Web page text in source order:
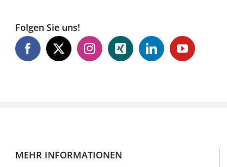
Folgen Sie uns!
MEHR INFORMATIONEN